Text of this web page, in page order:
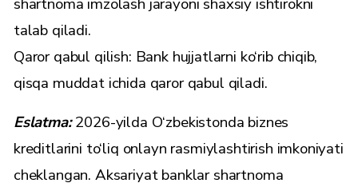
shartnoma imzolash jarayoni shaxsiy ishtirokni
talab qiladi.
Qaror qabul qilish: Bank hujjatlarni ko‘rib chiqib,
qisqa muddat ichida qaror qabul qiladi.
Eslatma:2026-yilda O‘zbekistonda biznes
kreditlarini to‘liq onlayn rasmiylashtirish imkoniyati
cheklangan. Aksariyat banklar shartnoma